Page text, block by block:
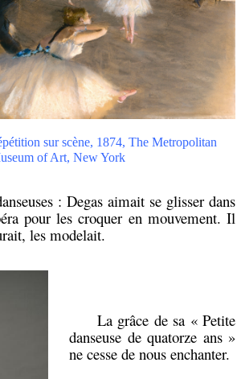
sur scène, 1874, The Metropolitan
of Art, New York
: Degas aimait se glisser dans
pour les croquer en mouvement. Il
les modelait.
La grâce de sa « Petite
danseuse de quatorze ans »
ne cesse de nous enchanter.